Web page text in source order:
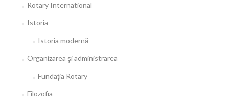
Rotary International
Istoria
Istoria modernă
Organizarea şi administrarea
Fundaţia Rotary
Filozofia